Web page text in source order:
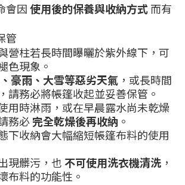
會因使用後的保養與收納方式而有
管
營柱若長時間曝曬於紫外線下，可
色現象。
豪雨、大雪等惡劣天氣 ，或長時間
請務必將帳篷收起並妥善保管。
用時淋雨，或在早晨露水尚未乾燥
務必完全乾燥後再收納 。
下收納會大幅縮短帳篷布料的使用
現髒污，也 不可使用洗衣機清洗 ，
布料的功能性。